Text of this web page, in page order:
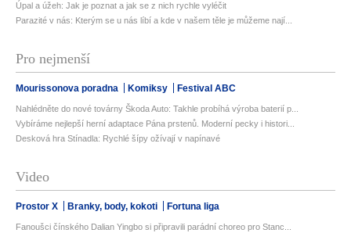
Úpal a úžeh: Jak je poznat a jak se z nich rychle vyléčit
Parazité v nás: Kterým se u nás líbí a kde v našem těle je můžeme nají...
Pro nejmenší
Mourissonova poradna Komiksy Festival ABC
Nahlédněte do nové továrny Škoda Auto: Takhle probíhá výroba baterií p...
Vybíráme nejlepší herní adaptace Pána prstenů. Moderní pecky i histori...
Desková hra Stínadla: Rychlé šípy ožívají v napínavé
Video
Prostor X Branky, body, kokoti Fortuna liga
Fanoušci čínského Dalian Yingbo si připravili parádní choreo pro Stanc...